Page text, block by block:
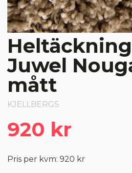
Juwel
mått
KJELLBERGS
920 kr
Pris per kvm: 920 kr